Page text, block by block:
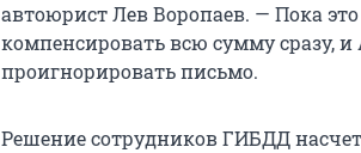
автоюрист Лев Воропаев. — Пока
компенсировать всю сумму сразу, и
проигнорировать письмо.
Решение сотрудников ГИБДД